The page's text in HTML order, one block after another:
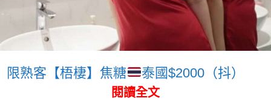
限熟客【梧棲】焦糖 泰國$2000（抖）
閱讀全文